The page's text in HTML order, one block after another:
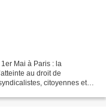
Mai à Paris : la
au droit de
citoyennes et